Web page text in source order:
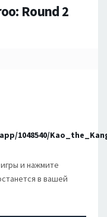
Round 2
1048540/
и нажмите
в вашей